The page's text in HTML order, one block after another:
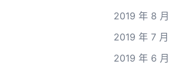
2019 年 8 月
2019 年 7 月
2019 年 6 月